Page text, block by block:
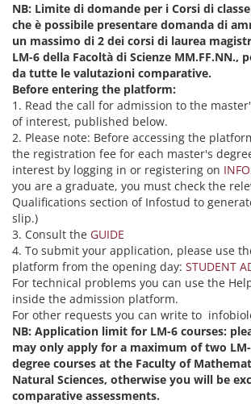
NB: Limite di domande per i Corsi di
che è possibile presentare domanda di
un massimo di 2 dei corsi di laurea
LM-6 della Facoltà di Scienze MM.FF.NN.,
da tutte le valutazioni comparative.
Before entering the platform:
1. Read the call for admission to the
of interest, published below.
2. Please note: Before accessing the
the registration fee for each master's
interest by logging in or registering on
you are a graduate, you must check the
Qualifications section of Infostud to
slip.)
3. Consult the GUIDE
4. To submit your application, please use
platform from the opening day: STUDENT
For technical problems you can use the
inside the admission platform.
For other requests you can write to
NB: Application limit for LM-6 courses:
may only apply for a maximum of two
degree courses at the Faculty of
Natural Sciences, otherwise you will be
comparative assessments.